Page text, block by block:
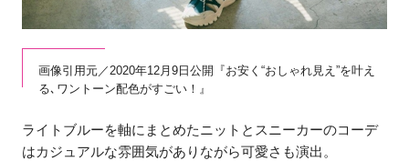
画像引用元／2020年12月9日公開『お安く“おしゃれ見え”を叶え
る､ワントーン配色がすごい！』
ライトブルーを軸にまとめたニットとスニーカーのコーデ
はカジュアルな雰囲気がありながら可愛さも演出。